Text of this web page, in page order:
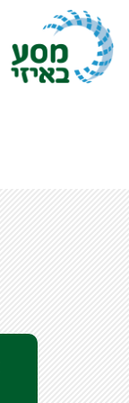
מסע באיזי